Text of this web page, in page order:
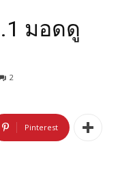
มอดดู
2
Pinterest